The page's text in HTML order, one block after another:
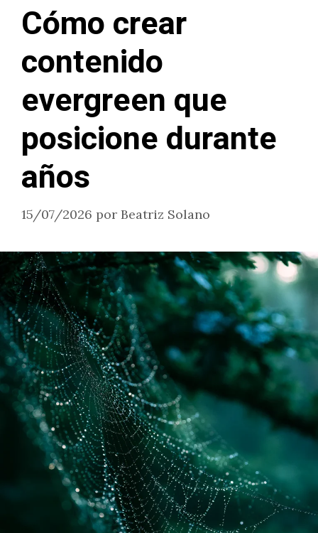
Cómo crear
contenido
evergreen que
posicione durante
años
15/07/2026 por Beatriz Solano